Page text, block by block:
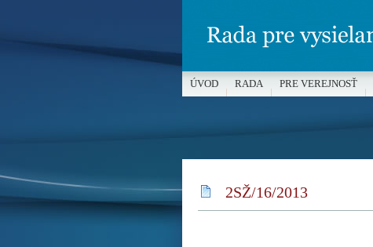
2SŽ/16/2013
ÚVOD RADA PRE VEREJNOSŤ